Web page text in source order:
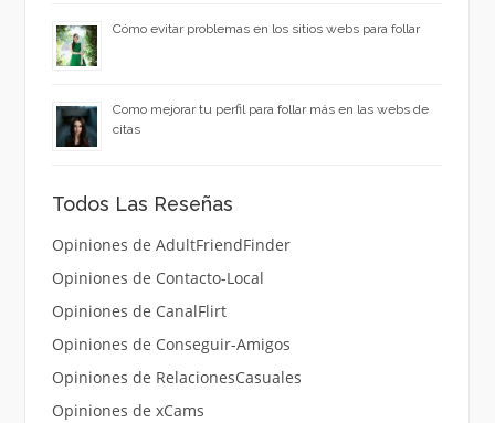
Cómo evitar problemas en los sitios webs para follar
Como mejorar tu perfil para follar más en las webs de
citas
Todos Las Reseñas
Opiniones de AdultFriendFinder
Opiniones de Contacto-Local
Opiniones de CanalFlirt
Opiniones de Conseguir-Amigos
Opiniones de RelacionesCasuales
Opiniones de xCams